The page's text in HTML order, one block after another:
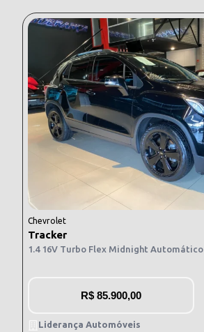
Chevrolet
Tracker
1.4 16V Turbo Flex Midnight Automático
R$ 85.900,00
Liderança Automóveis